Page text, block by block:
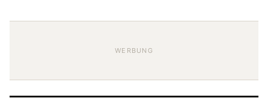
WERBUNG